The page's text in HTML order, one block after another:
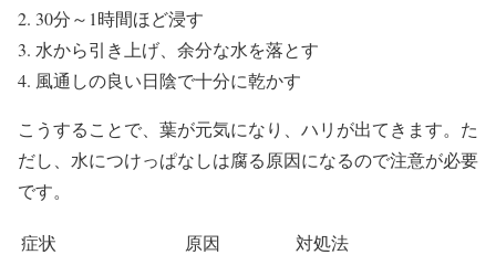
30分～1時間ほど浸す
水から引き上げ、余分な水を落とす
風通しの良い日陰で十分に乾かす
こうすることで、葉が元気になり、ハリが出てきます。た
だし、水につけっぱなしは腐る原因になるので注意が必要
です。
症状 原因
対処法